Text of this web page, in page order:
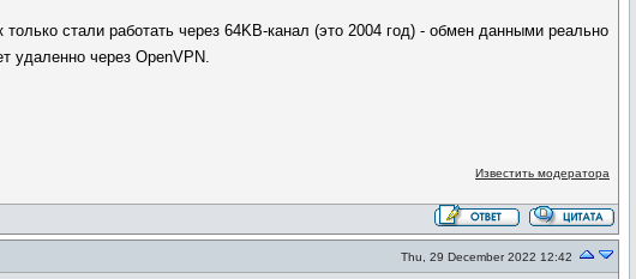
стали работать через 64KB-канал (это 2004 год) - обмен данными реально
удаленно через OpenVPN.
Известить модератора
Thu, 29 December 2022 12:42